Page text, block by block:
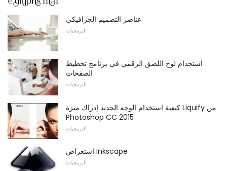
عناصر التصميم الجرافيكي
البرمجيات
استخدام لوح اللصق الرقمي في برنامج تخطيط
الصفحات
البرمجيات
كيفية استخدام الوجه الجديد إدراك ميزة Liquify من
Photoshop CC 2015
البرمجيات
استعراض Inkscape
البرمجيات